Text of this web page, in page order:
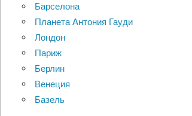
Барселона
Планета Антония Гауди
Лондон
Париж
Берлин
Венеция
Базель